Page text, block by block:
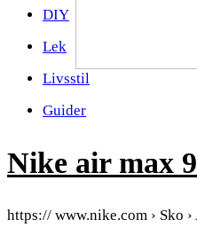
DIY
Lek
Livsstil
Guider
Nike air max
https:// www.nike.com › Sko